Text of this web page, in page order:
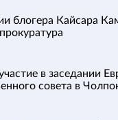
блогера Кайсара
в заседании
совета в